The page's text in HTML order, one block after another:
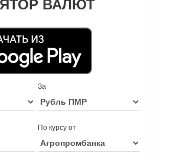
ВАЛЮТ
За
По курсу от